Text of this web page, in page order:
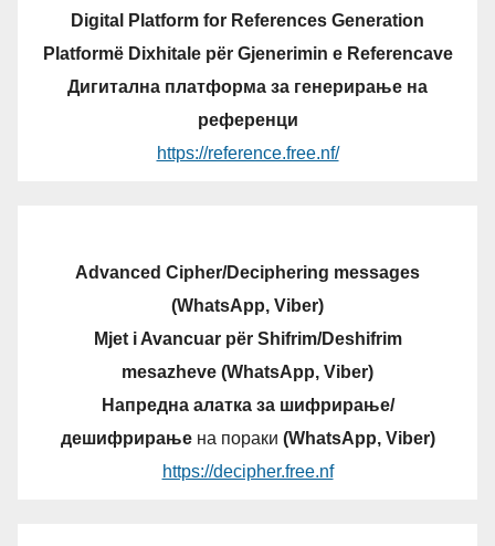
Digital Platform for References Generation
Platformë Dixhitale për Gjenerimin e Referencave
Дигитална платформа за генерирање на
референци
https://reference.free.nf/
Advanced Cipher/Deciphering messages
(WhatsApp, Viber)
Mjet i Avancuar për Shifrim/Deshifrim
mesazheve (WhatsApp, Viber)
Напредна алатка за шифрирање/
дешифрирањена пораки (WhatsApp, Viber)
https://decipher.free.nf